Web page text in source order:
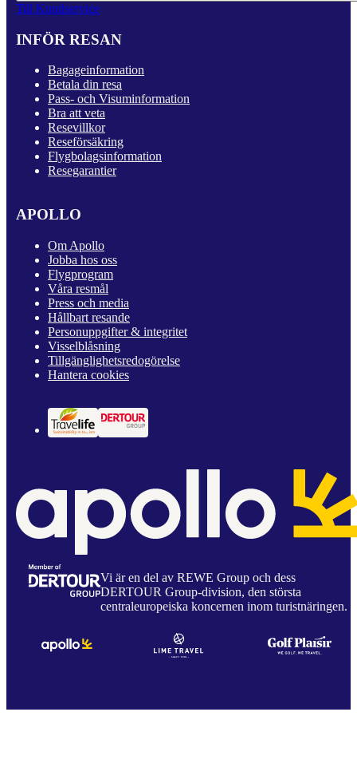
Till Kundservice
INFÖR RESAN
Bagageinformation
Betala din resa
Pass- och Visuminformation
Bra att veta
Resevillkor
Reseförsäkring
Flygbolagsinformation
Resegarantier
APOLLO
Om Apollo
Jobba hos oss
Flygprogram
Våra resmål
Press och media
Hållbart resande
Personuppgifter & integritet
Visselblåsning
Tillgänglighetsredogörelse
Hantera cookies
Vi är en del av REWE Group och dess
DERTOUR Group-division, den största
centraleuropeiska koncernen inom turistnäringen.